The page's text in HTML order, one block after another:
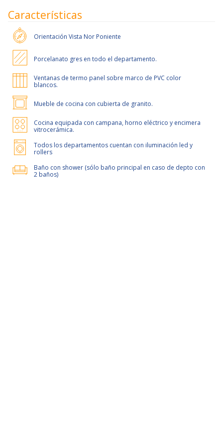
Características
Orientación Vista Nor Poniente
Porcelanato gres en todo el departamento.
Ventanas de termo panel sobre marco de PVC color
blancos.
Mueble de cocina con cubierta de granito.
Cocina equipada con campana, horno eléctrico y encimera
vitrocerámica.
Todos los departamentos cuentan con iluminación led y
rollers
Baño con shower (sólo baño principal en caso de depto con
2 baños)